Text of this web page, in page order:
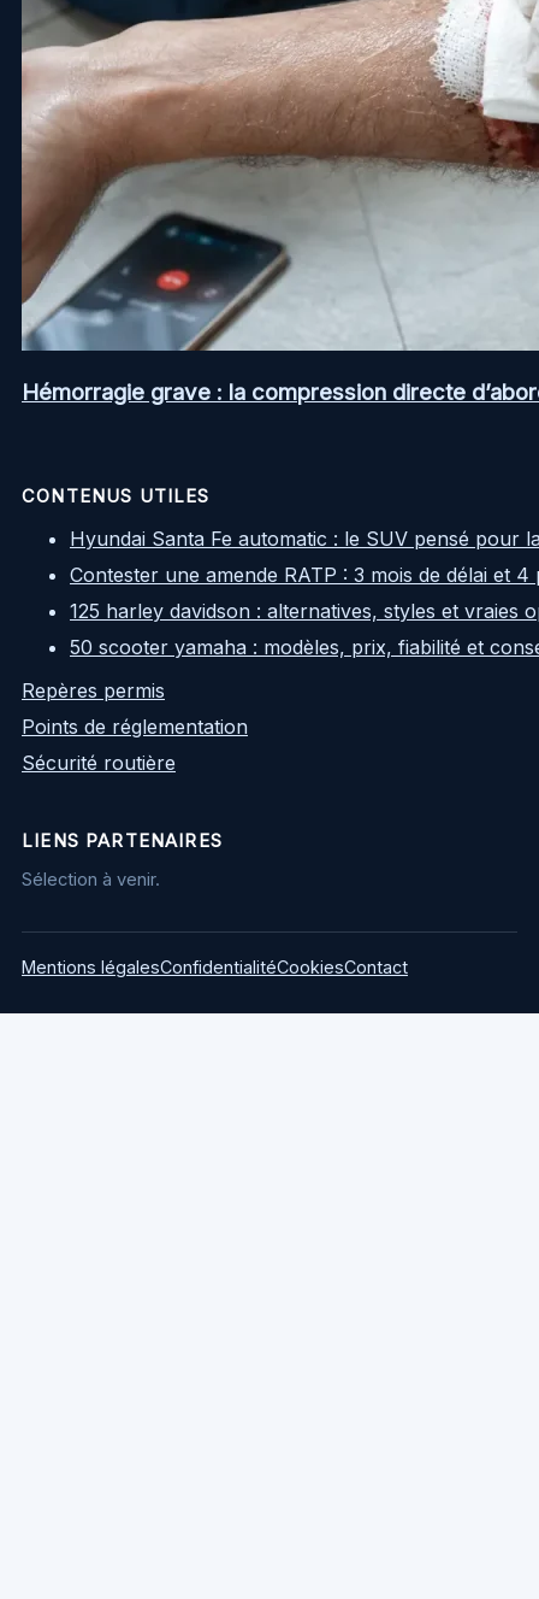
Hémorragie grave : la compression directe
CONTENUS UTILES
Hyundai Santa Fe automatic : le SUV pensé pour
Contester une amende RATP : 3 mois de délai et
125 harley davidson : alternatives, styles et vraies
50 scooter yamaha : modèles, prix, fiabilité et
Repères permis
Points de réglementation
Sécurité routière
LIENS PARTENAIRES
Sélection à venir.
Mentions légalesConfidentialitéCookiesContact